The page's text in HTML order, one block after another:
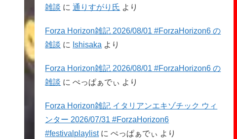
雑談 に通りすがり氏 より
Forza Horizon雑記 2026/08/01 #ForzaHorizon6 の
雑談 に Ishisaka より
Forza Horizon雑記 2026/08/01 #ForzaHorizon6 の
雑談 にぺっぱぁでぃ より
Forza Horizon雑記 イタリアンエキゾチック ウィ
ンター 2026/07/31 #ForzaHorizon6
#festivalplaylistにぺっぱぁでぃ より